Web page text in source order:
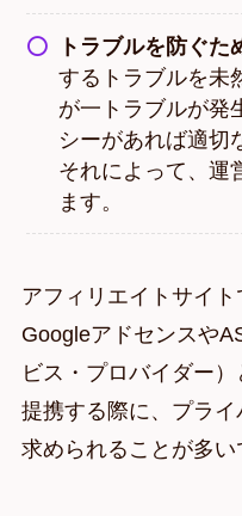
トラブルを防ぐた
するトラブルを未
が一トラブルが発
シーがあれば適切
それによって、運
ます。
アフィリエイトサイト
Googleアドセンスや
ビス・プロバイダー）
提携する際に、プラ
求められることが多い